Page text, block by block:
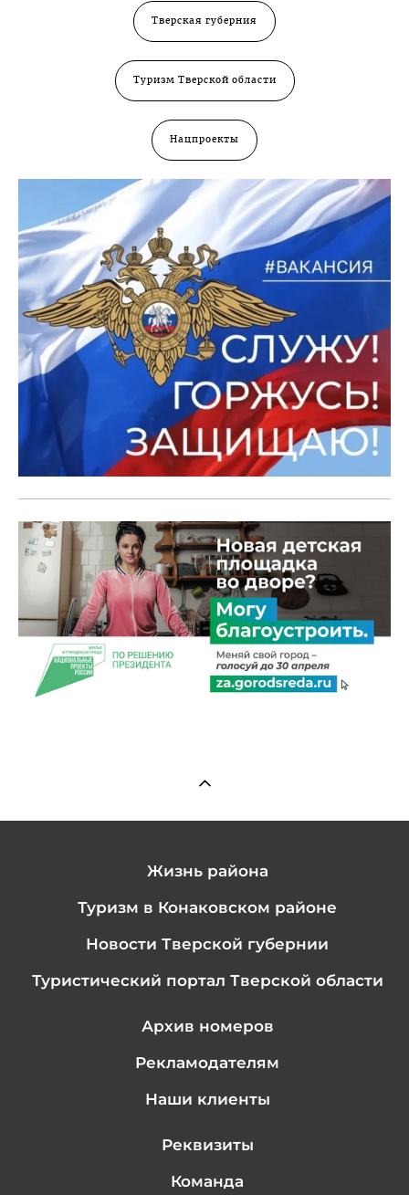
Тверская губерния
Туризм Тверской области
Нацпроекты
Жизнь района
Туризм в Конаковском районе
Новости Тверской губернии
Туристический портал Тверской области
Архив номеров
Рекламодателям
Наши клиенты
Реквизиты
Команда